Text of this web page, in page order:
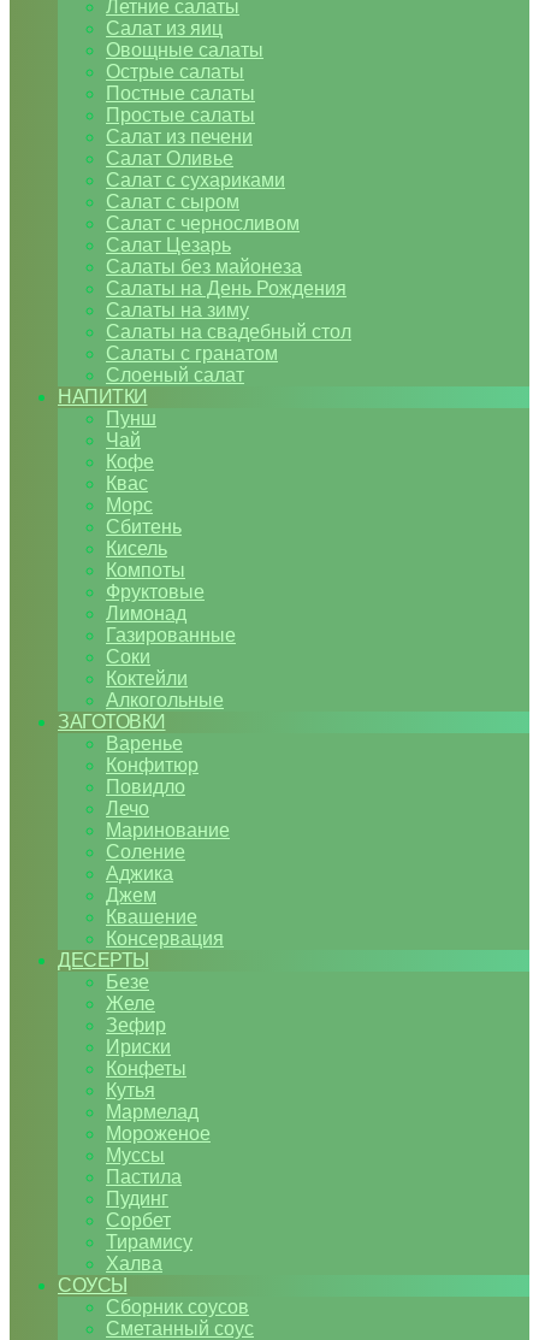
Летние салаты
Салат из яиц
Овощные салаты
Острые салаты
Постные салаты
Простые салаты
Салат из печени
Салат Оливье
Салат с сухариками
Салат с сыром
Салат с черносливом
Салат Цезарь
Салаты без майонеза
Салаты на День Рождения
Салаты на зиму
Салаты на свадебный стол
Салаты с гранатом
Слоеный салат
НАПИТКИ
Пунш
Чай
Кофе
Квас
Морс
Сбитень
Кисель
Компоты
Фруктовые
Лимонад
Газированные
Соки
Коктейли
Алкогольные
ЗАГОТОВКИ
Варенье
Конфитюр
Повидло
Лечо
Маринование
Соление
Аджика
Джем
Квашение
Консервация
ДЕСЕРТЫ
Безе
Желе
Зефир
Ириски
Конфеты
Кутья
Мармелад
Мороженое
Муссы
Пастила
Пудинг
Сорбет
Тирамису
Халва
СОУСЫ
Сборник соусов
Сметанный соус